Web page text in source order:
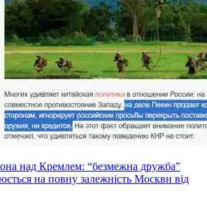
над Кремлем: “безмежна дружба”
на повну залежність Москви від